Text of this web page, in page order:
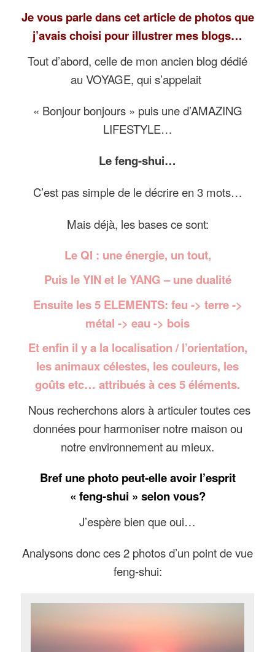
Je vous parle dans cet article de photos que
j’avais choisi pour illustrer mes blogs…
Tout d’abord, celle de mon ancien blog dédié
au VOYAGE, qui s’appelait
« Bonjour bonjours » puis une d’AMAZING
LIFESTYLE…
Le feng-shui…
C’est pas simple de le décrire en 3 mots…
Mais déjà, les bases ce sont:
Le QI : une énergie, un tout,
Puis leYIN et le YANG – une dualité
Ensuite les5 ELEMENTS: feu -> terre ->
métal -> eau -> bois
Et enfin il y a la localisation / l’orientation,
les animaux célestes, les couleurs, les
goûts etc… attribués à ces 5 éléments.
Nous recherchons alors à articuler toutes ces
données pour harmoniser notre maison ou
notre environnement au mieux.
Bref une photo peut-elle avoir l’esprit
« feng-shui » selon vous?
J’espère bien que oui…
Analysons donc ces 2 photos d’un point de vue
feng-shui: